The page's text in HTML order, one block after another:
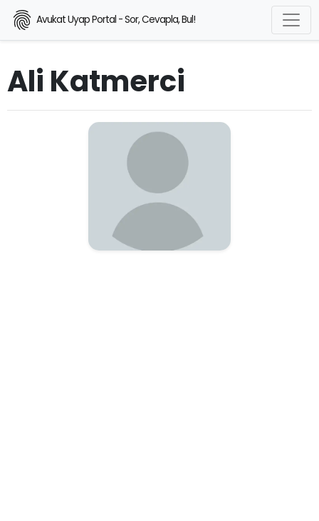
Avukat Uyap Portal - Sor, Cevapla, Bul!
Ali Katmerci